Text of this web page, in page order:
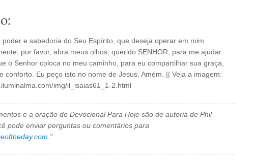
poder e sabedoria do Seu Espírito, que deseja operar em mim
por favor, abra meus olhos, querido SENHOR, para me ajudar
o Senhor coloca no meu caminho, para eu compartilhar sua graça,
conforto. Eu peço isto no nome de Jesus. Amém. || Veja a imagem:
img/il_isaias61_1-2.html
e a oração do Devocional Para Hoje são de autoria de Phil
pode enviar perguntas ou comentários para
."